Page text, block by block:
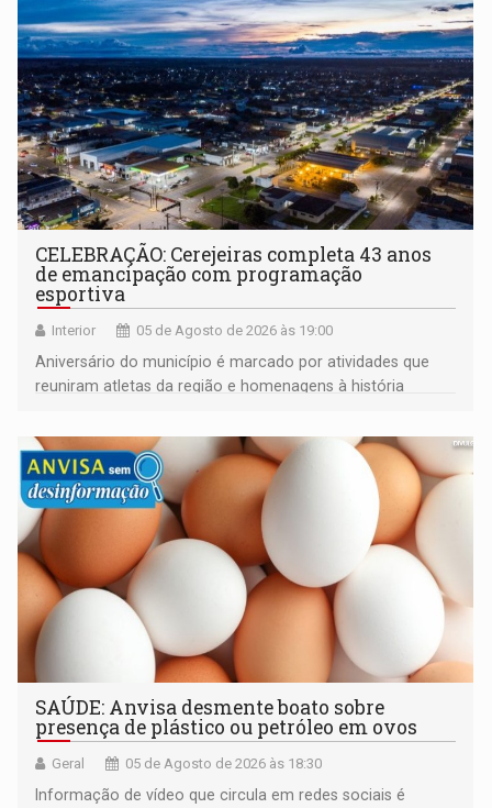
CELEBRAÇÃO: Cerejeiras completa 43 anos
de emancipação com programação
esportiva
Interior 05 de Agosto de 2026 às 19:00
Aniversário do município é marcado por atividades que
reuniram atletas da região e homenagens à história
SAÚDE: Anvisa desmente boato sobre
presença de plástico ou petróleo em ovos
Geral 05 de Agosto de 2026 às 18:30
Informação de vídeo que circula em redes sociais é